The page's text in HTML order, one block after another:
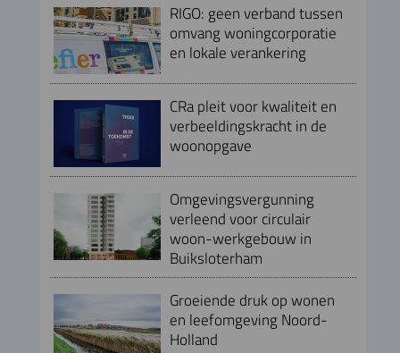
RIGO: geen verband tussen
omvang woningcorporatie
en lokale verankering
CRa pleit voor kwaliteit en
verbeeldingskracht in de
woonopgave
Omgevingsvergunning
verleend voor circulair
woon-werkgebouw in
Buiksloterham
Groeiende druk op wonen
en leefomgeving Noord-
Holland